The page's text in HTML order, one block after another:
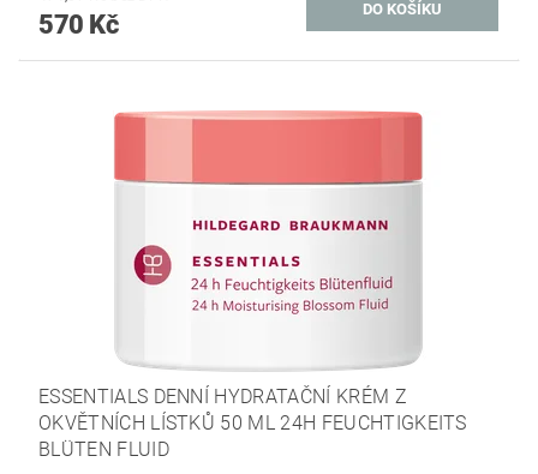
570 Kč
ESSENTIALS DENNÍ HYDRATAČNÍ KRÉM Z
OKVĚTNÍCH LÍSTKŮ 50 ML 24H FEUCHTIGKEITS
BLÜTEN FLUID